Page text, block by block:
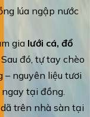
lúa ngập nước
gia lưới cá, đổ
đó, tự tay chèo
– nguyên liệu tươi
tại đồng.
trên nhà sàn tại